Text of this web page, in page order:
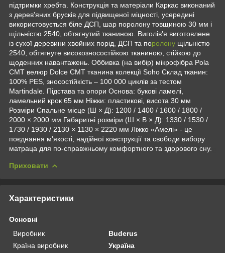
підтримки хребта. Конструкція та матеріали Каркас виконаний
з дерев'яних брусків для підвищеної міцності, усередині
використовується біле ДСП, шар поролону товщиною 30 мм і
щільністю 2540, обтягнутий тканиною. Виголів'я виготовлене
із сухої деревини хвойних порід, ДСП та поролону щільністю
2540, обтягнуте високозносостійкою тканиною, стійкою до
щоденних навантажень. Оббивка (на вибір) мікрофібра Pola
CMT велюр Dolce CMT тканина колекції Soho Склад тканин:
100% PES, зносостійкість – 100 000 циклів за тестом
Martindale. Підстава та опори Основа: букові ламелі,
ламельний крок 65 мм Ніжки: пластикові, висота 30 мм
Розміри Спальне місце (Ш × Д): 1200 / 1400 / 1600 / 1800 /
2000 × 2000 мм Габаритні розміри (Ш × В × Д): 1330 / 1530 /
1730 / 1930 / 2130 × 1130 × 2220 мм Ліжко «Амелі» - це
поєднання м'якості, надійної конструкції та свободи вибору
матраца для по-справжньому комфортного та здорового сну.
Приховати
Характеристики
Основні
Виробник
Buderus
Країна виробник
Україна